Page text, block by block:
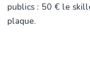
publics : 50 € le
plaque.